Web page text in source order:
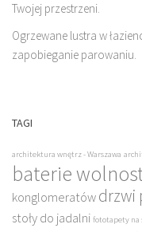
Twojej przestrzeni.
Ogrzewane lustra w
zapobieganie parowaniu.
TAGI
architektura wnętrz - Warszawa
baterie
konglomeratówdrzwi
stoły do jadalni fototapety na